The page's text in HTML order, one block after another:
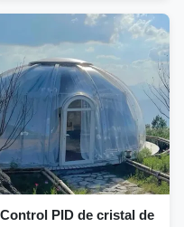
Control PID de cristal de